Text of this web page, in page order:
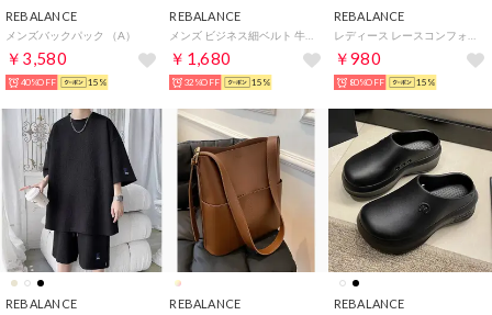
REBALANCE
メンズバックパック （A）
￥3,580
40%OFF 15%
REBALANCE
￥1,680
32%OFF 15%
REBALANCE
￥980
80%OFF 15%
REBALANCE REBALANCE REBALANCE